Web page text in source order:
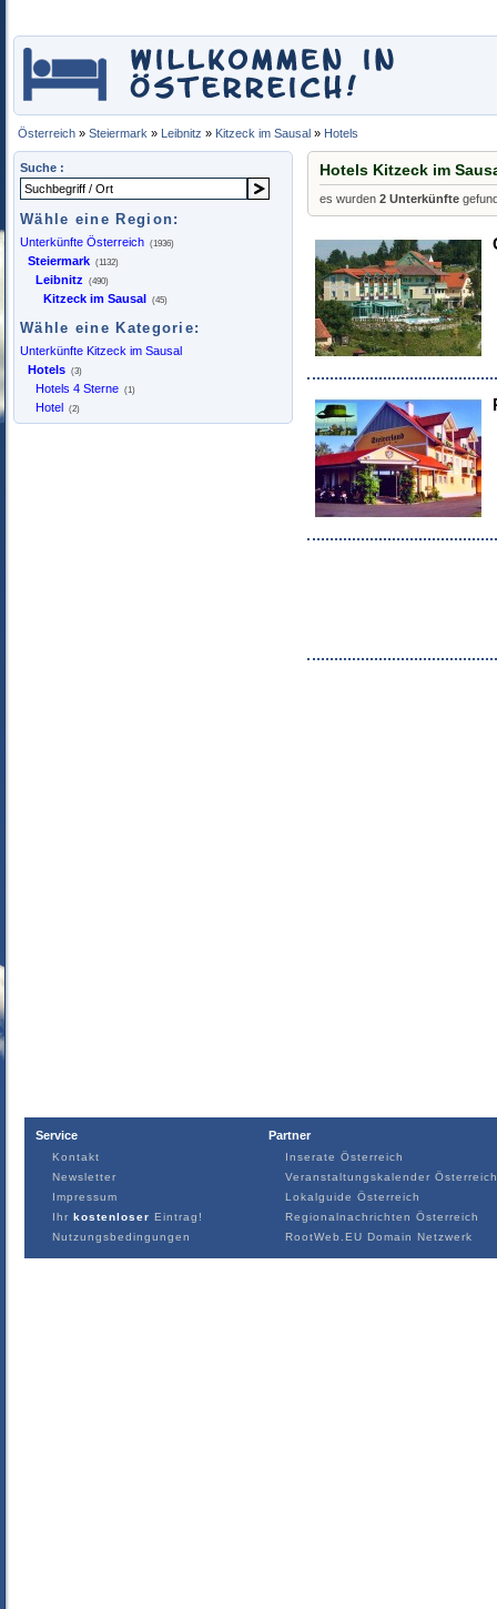
Österreich » Steiermark » Leibnitz » Kitzeck im Sausal » Hotels
Suche :
Wähle eine Region:
Unterkünfte Österreich (1936)
Steiermark (1132)
Leibnitz (490)
Kitzeck im Sausal (45)
Wähle eine Kategorie:
Unterkünfte Kitzeck im Sausal
Hotels (3)
Hotels 4 Sterne (1)
Hotel (2)
Hotels Kitzeck im
es wurden 2 Unterkünfte
Service
Kontakt
Newsletter
Impressum
Ihr kostenloser Eintrag!
Nutzungsbedingungen
Partner
Inserate Österreich
Veranstaltungskalender Österreich
Lokalguide Österreich
Regionalnachrichten Österreich
RootWeb.EU Domain Netzwerk